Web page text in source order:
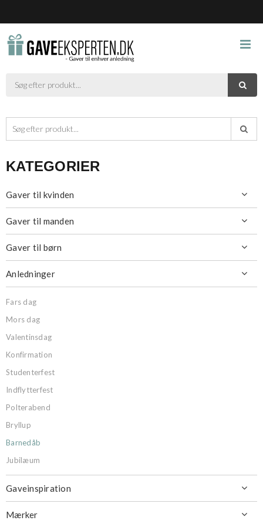



KATEGORIER
Gaver til kvinden 
Gaver til manden 
Gaver til børn 
Anledninger 
Fars dag
Mors dag
Valentinsdag
Konfirmation
Studenterfest
Indflytterfest
Polterabend
Bryllup
Barnedåb
Jubilæum
Gaveinspiration 
Mærker 